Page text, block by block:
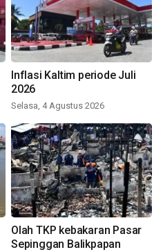
Inflasi Kaltim periode Juli
2026
Selasa, 4 Agustus 2026
Olah TKP kebakaran Pasar
Sepinggan Balikpapan